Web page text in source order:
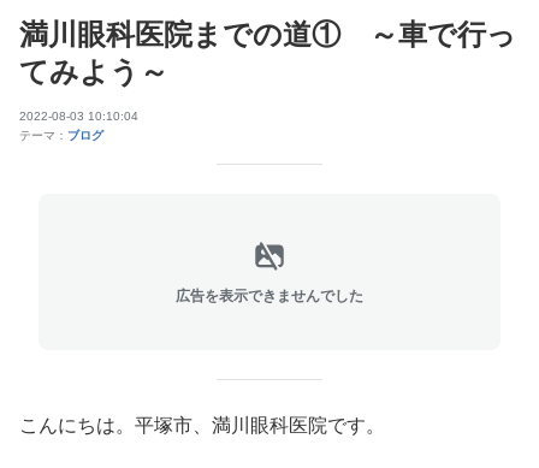
満川眼科医院までの道① ～車で行っ
てみよう～
2022-08-03 10:10:04
テーマ： ブログ
広告を表示できませんでした
こんにちは。平塚市、満川眼科医院です。